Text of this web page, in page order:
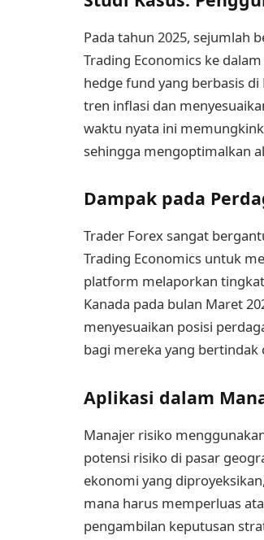
Pada tahun 2025, sejumlah
Trading Economics ke
hedge fund yang berbasis
tren inflasi dan
waktu nyata ini
sehingga mengoptimalkan
Dampak pada
Trader Forex sangat
Trading Economics untuk
platform melaporkan
Kanada pada bulan Maret
menyesuaikan posisi
bagi mereka yang
Aplikasi dalam
Manajer risiko
potensi risiko di pasar
ekonomi yang
mana harus memperluas
pengambilan keputusan